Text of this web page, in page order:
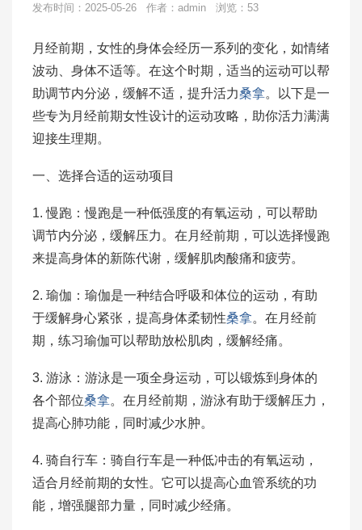
发布时间：2025-05-26 作者：admin 浏览：53
月经前期，女性的身体会经历一系列的变化，如情绪
波动、身体不适等。在这个时期，适当的运动可以帮
助调节内分泌，缓解不适，提升活力桑拿。以下是一
些专为月经前期女性设计的运动攻略，助你活力满满
迎接生理期。
一、选择合适的运动项目
1. 慢跑：慢跑是一种低强度的有氧运动，可以帮助
调节内分泌，缓解压力。在月经前期，可以选择慢跑
来提高身体的新陈代谢，缓解肌肉酸痛和疲劳。
2. 瑜伽：瑜伽是一种结合呼吸和体位的运动，有助
于缓解身心紧张，提高身体柔韧性桑拿。在月经前
期，练习瑜伽可以帮助放松肌肉，缓解经痛。
3. 游泳：游泳是一项全身运动，可以锻炼到身体的
各个部位桑拿。在月经前期，游泳有助于缓解压力，
提高心肺功能，同时减少水肿。
4. 骑自行车：骑自行车是一种低冲击的有氧运动，
适合月经前期的女性。它可以提高心血管系统的功
能，增强腿部力量，同时减少经痛。